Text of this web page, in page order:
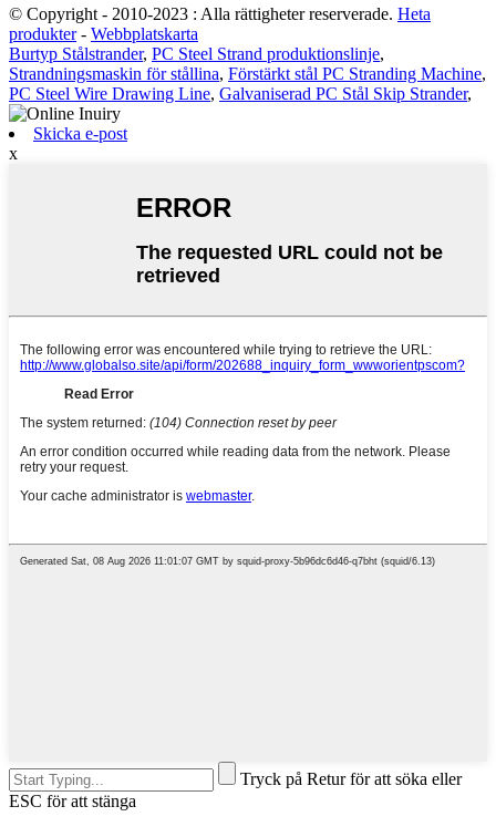
© Copyright - 2010-2023 : Alla rättigheter reserverade. Heta
produkter- Webbplatskarta
Burtyp Stålstrander, PC Steel Strand produktionslinje,
Strandningsmaskin för stållina, Förstärkt stål PC Stranding Machine,
PC Steel Wire Drawing Line, Galvaniserad PC Stål Skip Strander,
Skicka e-post
x
Tryck på Retur för att söka eller
ESC för att stänga